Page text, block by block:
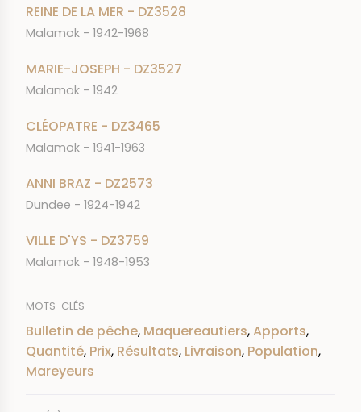
REINE DE LA MER - DZ3528
Malamok - 1942-1968
MARIE-JOSEPH - DZ3527
Malamok - 1942
CLÉOPATRE - DZ3465
Malamok - 1941-1963
ANNI BRAZ - DZ2573
Dundee - 1924-1942
VILLE D'YS - DZ3759
Malamok - 1948-1953
MOTS-CLÉS
Bulletin de pêche, Maquereautiers,Apports,
Quantité, Prix, Résultats, Livraison, Population,
Mareyeurs